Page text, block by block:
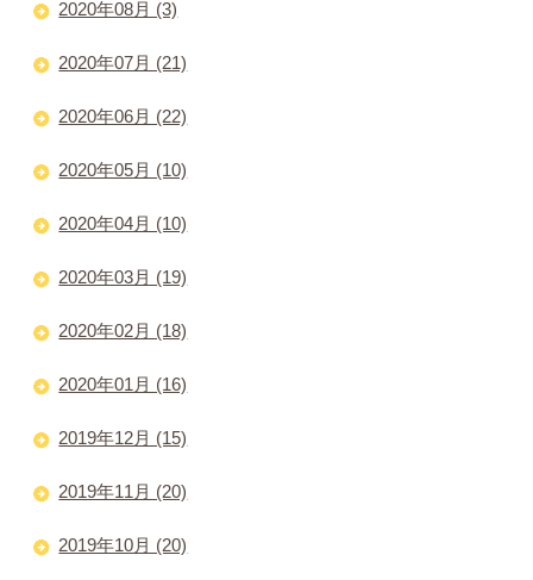
2020年08月 (3)
2020年07月 (21)
2020年06月 (22)
2020年05月 (10)
2020年04月 (10)
2020年03月 (19)
2020年02月 (18)
2020年01月 (16)
2019年12月 (15)
2019年11月 (20)
2019年10月 (20)